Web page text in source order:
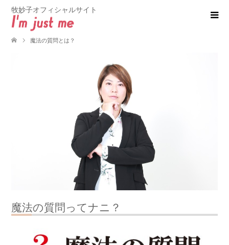
牧妙子オフィシャルサイト
魔法の質問とは？
魔法の質問ってナニ？